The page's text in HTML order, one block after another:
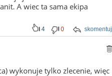
A wiec ta sama ekipa
skomentuj
4 0
wykonuje tylko zlecenie, więc